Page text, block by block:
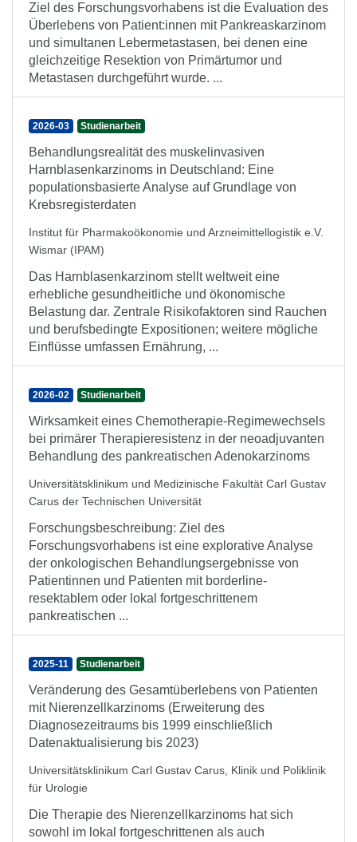
Ziel des Forschungsvorhabens ist die Evaluation des
Überlebens von Patient:innen mit Pankreaskarzinom
und simultanen Lebermetastasen, bei denen eine
gleichzeitige Resektion von Primärtumor und
Metastasen durchgeführt wurde. ...
2026-03 Studienarbeit
Behandlungsrealität des muskelinvasiven
Harnblasenkarzinoms in Deutschland: Eine
populationsbasierte Analyse auf Grundlage von
Krebsregisterdaten
Institut für Pharmakoökonomie und Arzneimittellogistik e.V.
Wismar (IPAM)
Das Harnblasenkarzinom stellt weltweit eine
erhebliche gesundheitliche und ökonomische
Belastung dar. Zentrale Risikofaktoren sind Rauchen
und berufsbedingte Expositionen; weitere mögliche
Einflüsse umfassen Ernährung, ...
2026-02 Studienarbeit
Wirksamkeit eines Chemotherapie-Regimewechsels
bei primärer Therapieresistenz in der neoadjuvanten
Behandlung des pankreatischen Adenokarzinoms
Universitätsklinikum und Medizinische Fakultät Carl Gustav
Carus der Technischen Universität
Forschungsbeschreibung: Ziel des
Forschungsvorhabens ist eine explorative Analyse
der onkologischen Behandlungsergebnisse von
Patientinnen und Patienten mit borderline-
resektablem oder lokal fortgeschrittenem
pankreatischen ...
2025-11 Studienarbeit
Veränderung des Gesamtüberlebens von Patienten
mit Nierenzellkarzinoms (Erweiterung des
Diagnosezeitraums bis 1999 einschließlich
Datenaktualisierung bis 2023)
Universitätsklinikum Carl Gustav Carus, Klinik und Poliklinik
für Urologie
Die Therapie des Nierenzellkarzinoms hat sich
sowohl im lokal fortgeschrittenen als auch